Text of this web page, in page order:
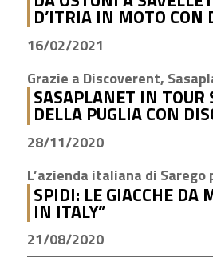
D’ITRIA IN MOTO CON
16/02/2021
SASAPLANET IN TOUR
DELLA PUGLIA CON
28/11/2020
SPIDI: LE GIACCHE DA
IN ITALY”
21/08/2020